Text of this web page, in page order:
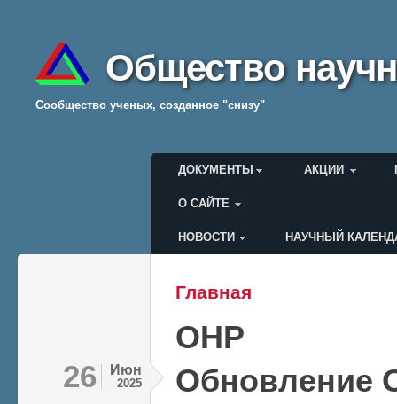
Общество
Cообщество ученых, созданное "снизу"
Главное меню
ДОКУМЕНТЫ АКЦИИ
О САЙТЕ
Меню пользователя
НОВОСТИ НАУЧНЫЙ
Вы здесь
Главная
ОНР
26 Июн
2025 Обновление